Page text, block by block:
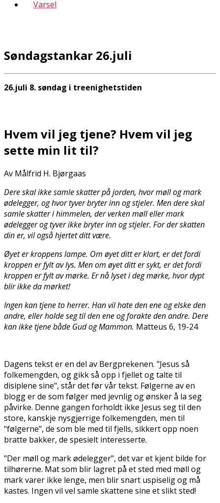
Varsel
Søndagstankar 26.juli
26.juli 8. søndag i treenighetstiden
Hvem vil jeg tjene? Hvem vil jeg
sette min lit til?
Av Målfrid H. Bjørgaas
Dere skal ikke samle skatter på jorden, hvor møll og mark
ødelegger, og hvor tyver bryter inn og stjeler. Men dere skal
samle skatter i himmelen, der verken møll eller mark
ødelegger og tyver ikke bryter inn og stjeler. For der skatten
din er, vil også hjertet ditt være.
Øyet er kroppens lampe. Om øyet ditt er klart, er det fordi
kroppen er fylt av lys. Men om øyet ditt er sykt, er det fordi
kroppen er fylt av mørke. Er nå lyset i deg mørke, hvor dypt
blir ikke da mørket!
Ingen kan tjene to herrer. Han vil hate den ene og elske den
andre, eller holde seg til den ene og forakte den andre. Dere
kan ikke tjene både Gud og Mammon. Matteus 6, 19-24
Dagens tekst er en del av Bergprekenen. "Jesus så
folkemengden, og gikk så opp i fjellet og talte til
disiplene sine", står det før vår tekst. Følgerne av en
blogg er de som følger med jevnlig og ønsker å la seg
påvirke. Denne gangen forholdt ikke Jesus seg til den
store, kanskje nysgjerrige folkemengden, men til
"følgerne", de som ble med til fjells, sikkert opp noen
bratte bakker, de spesielt interesserte.
"Der møll og mark ødelegger", det var et kjent bilde for
tilhørerne. Mat som blir lagret på et sted med møll og
mark varer ikke lenge, men blir snart uspiselig og må
kastes. Ingen vil vel samle skattene sine et slikt sted!